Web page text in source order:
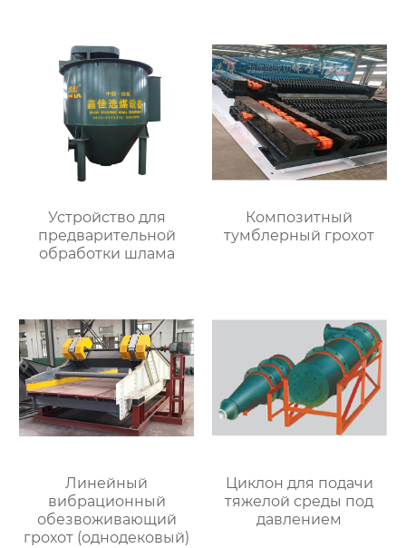
Устройство для
предварительной
обработки шлама
Композитный
тумблерный грохот
Линейный
вибрационный
обезвоживающий
грохот (однодековый)
Циклон для подачи
тяжелой среды под
давлением